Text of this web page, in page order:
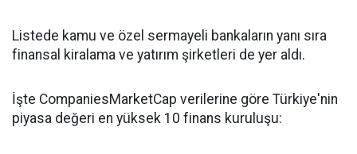
Listede kamu ve özel sermayeli bankaların yanı sıra
finansal kiralama ve yatırım şirketleri de yer aldı.
İşte CompaniesMarketCap verilerine göre Türkiye'nin
piyasa değeri en yüksek 10 finans kuruluşu: